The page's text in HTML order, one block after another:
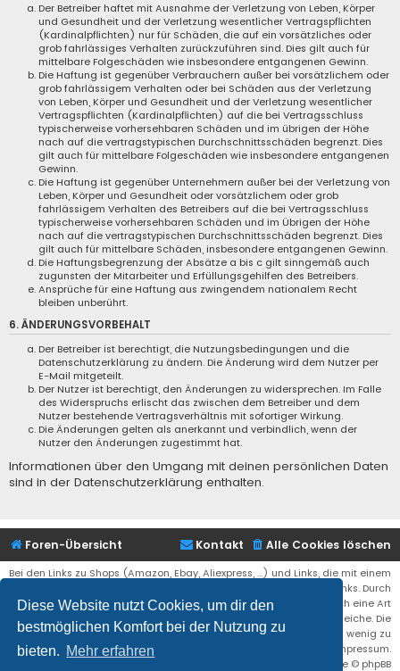
Diese Website nutzt Cookies, um dir den
bestmöglichen Komfort bei der Nutzung zu
bieten. Mehr erfahren
Der Betreiber haftet mit Ausnahme der Verletzung von Leben, Körper
und Gesundheit und der Verletzung wesentlicher Vertragspflichten
(Kardinalpflichten) nur für Schäden, die auf ein vorsätzliches oder
grob fahrlässiges Verhalten zurückzuführen sind. Dies gilt auch für
mittelbare Folgeschäden wie insbesondere entgangenen Gewinn.
Die Haftung ist gegenüber Verbrauchern außer bei vorsätzlichem oder
grob fahrlässigem Verhalten oder bei Schäden aus der Verletzung
von Leben, Körper und Gesundheit und der Verletzung wesentlicher
Vertragspflichten (Kardinalpflichten) auf die bei Vertragsschluss
typischerweise vorhersehbaren Schäden und im übrigen der Höhe
nach auf die vertragstypischen Durchschnittsschäden begrenzt. Dies
gilt auch für mittelbare Folgeschäden wie insbesondere entgangenen
Gewinn.
Die Haftung ist gegenüber Unternehmern außer bei der Verletzung von
Leben, Körper und Gesundheit oder vorsätzlichem oder grob
fahrlässigem Verhalten des Betreibers auf die bei Vertragsschluss
typischerweise vorhersehbaren Schäden und im Übrigen der Höhe
nach auf die vertragstypischen Durchschnittsschäden begrenzt. Dies
gilt auch für mittelbare Schäden, insbesondere entgangenen Gewinn.
Die Haftungsbegrenzung der Absätze a bis c gilt sinngemäß auch
zugunsten der Mitarbeiter und Erfüllungsgehilfen des Betreibers.
Ansprüche für eine Haftung aus zwingendem nationalem Recht
bleiben unberührt.
6. ÄNDERUNGSVORBEHALT
Der Betreiber ist berechtigt, die Nutzungsbedingungen und die
Datenschutzerklärung zu ändern. Die Änderung wird dem Nutzer per
E-Mail mitgeteilt.
Der Nutzer ist berechtigt, den Änderungen zu widersprechen. Im Falle
des Widerspruchs erlischt das zwischen dem Betreiber und dem
Nutzer bestehende Vertragsverhältnis mit sofortiger Wirkung.
Die Änderungen gelten als anerkannt und verbindlich, wenn der
Nutzer den Änderungen zugestimmt hat.
Informationen über den Umgang mit deinen persönlichen Daten
sind in der Datenschutzerklärung enthalten.
Foren-Übersicht Alle Cookies löschen
Kontakt
Bei den Links zu Shops (Amazon, Ebay, Aliexpress, ...) und Links, die mit einem
Stern (*) markiert sind, kann es sich um sogenannte Affiliate Links. Durch
den Kauf eines Produktes über einen Affiliate Link erhälte ich eine Art
Umsatzbeteiligung gutgeschrieben. Für euch bleibt der Preis der gleiche. Die
Einnahmen helfen die Hostgebühren für diese Webseite ein wenig zu
reduzieren. Siehe auch das Impressum.
® Forum Software © phpBB